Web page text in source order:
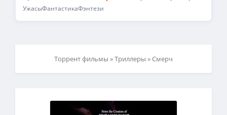
УжасыФантастикаФэнтези
Торрент фильмы »Триллеры » Смерч